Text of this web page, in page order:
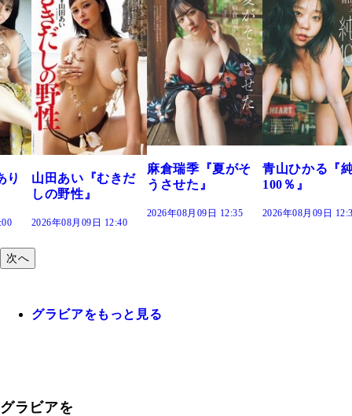
あい『むきだ
野性』
年08月09日 12:40
麻倉瑞季『夏がそ
うさせた』
2026年08月09日 12:35
青山ひかる『純度
2026年08月09日 12:30
溝
つ
で
次へ
グラビアをもっと見る
グラビアを